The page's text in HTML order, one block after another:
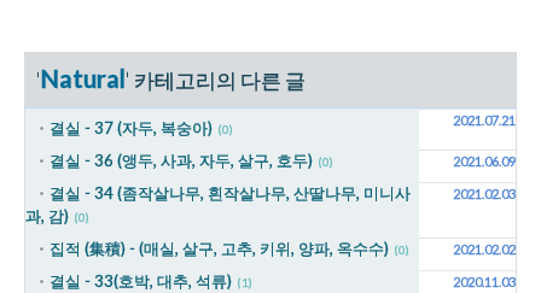
'Natural' 카테고리의 다른 글
결실 - 37 (자두, 복숭아) (0)
2021.07.21
결실 - 36 (앵두, 사과, 자두, 살구, 호두) (0) 2021.06.09
결실 - 34 (좀작살나무, 흰작살나무, 산딸나무, 미니사
과, 감) (0)
2021.02.03
집적 (集積) - (매실, 살구, 고추, 키위, 양파, 옥수수) (0) 2021.02.02
결실 - 33(호박, 대추, 석류) (1) 2020.11.03